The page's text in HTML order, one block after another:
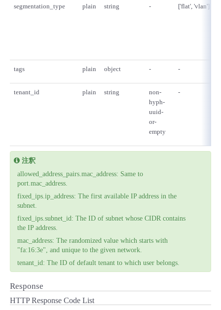
segmentation_type plain string - ['flat', 'vlan']
tags plain object - -
tenant_id plain string
non-
hyph-
uuid-
or-
empty
-
注釈
allowed_address_pairs.mac_address: Same to
port.mac_address.
fixed_ips.ip_address: The first available IP address in the
subnet.
fixed_ips.subnet_id: The ID of subnet whose CIDR contains
the IP address.
mac_address: The randomized value which starts with
"fa:16:3e", and unique to the given network.
tenant_id: The ID of default tenant to which user belongs.
Response
HTTP Response Code List